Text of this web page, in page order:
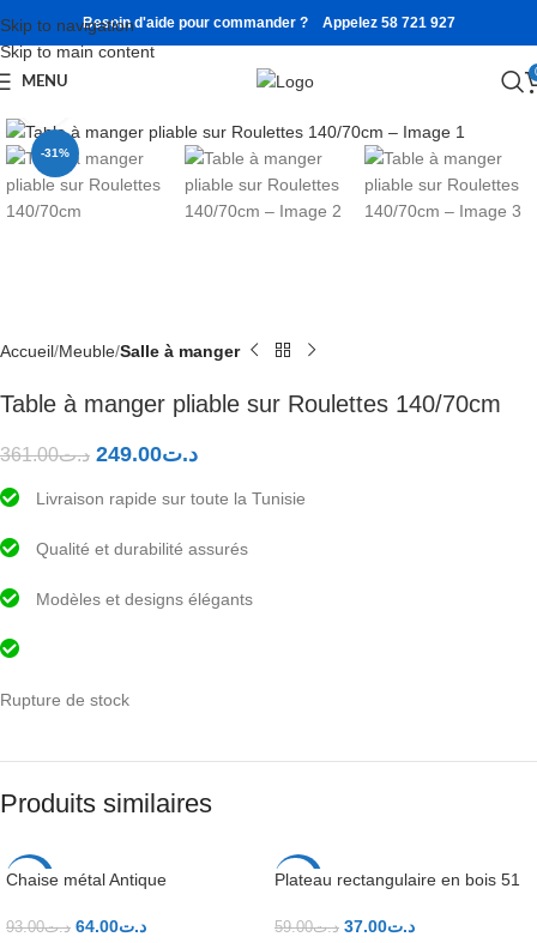
Skip to navigation
Skip to main content
Besoin d'aide pour commander ? Appelez 58 721 927
MENU
-31%
Watch video
Accueil Meuble Salle à manger
Table à manger pliable sur Roulettes 140/70cm
د.ت361.00 د.ت249.00
Livraison rapide sur toute la Tunisie
Qualité et durabilité assurés
Modèles et designs élégants
Rupture de stock
Produits similaires
-31%
Chaise métal Antique
د.ت93.00 د.ت64.00
-37%
Plateau rectangulaire en bois 51
د.ت59.00 د.ت37.00